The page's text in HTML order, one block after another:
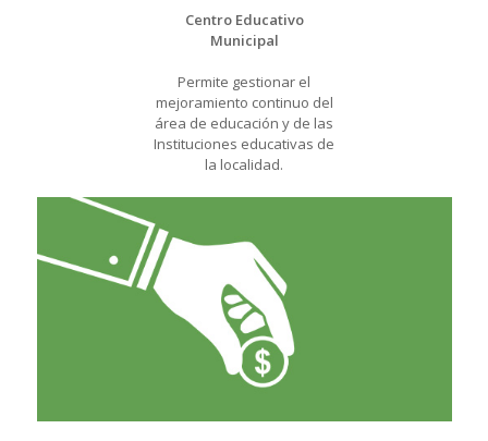
Centro Educativo
Municipal
Permite gestionar el
mejoramiento continuo del
área de educación y de las
Instituciones educativas de
la localidad.